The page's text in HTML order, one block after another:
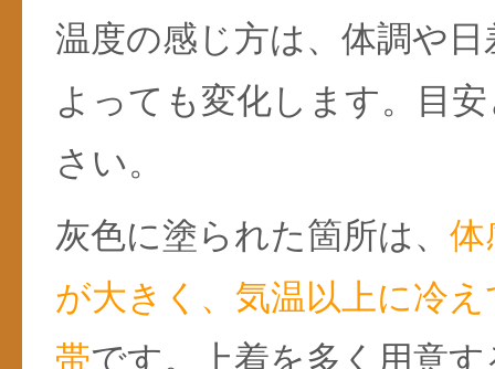
温度の感じ方は、体調や
よっても変化します。目
さい。
灰色に塗られた箇所は、 体
が大きく、気温以上に冷
帯です。上着を多く用意